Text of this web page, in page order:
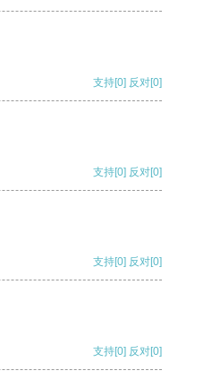
支持[0] 反对[0]
支持[0] 反对[0]
支持[0] 反对[0]
支持[0] 反对[0]